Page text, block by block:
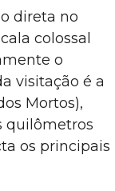
direta no
colossal
o
visitação é a
Mortos),
quilômetros
os principais